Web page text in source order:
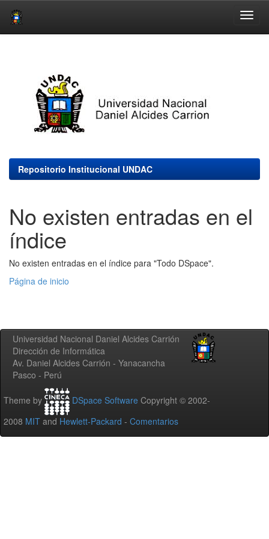
Repositorio Institucional UNDAC
No existen entradas en el
índice
No existen entradas en el índice para "Todo DSpace".
Página de inicio
Universidad Nacional Daniel Alcides Carrión
Dirección de Informática
Av. Daniel Alcides Carrión - Yanacancha
Pasco - Perú
Theme by DSpace Software Copyright © 2002-
2008 MIT and Hewlett-Packard - Comentarios